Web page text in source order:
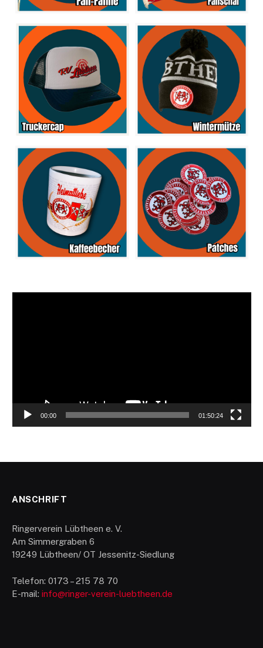
00:00 01:50:24
ANSCHRIFT
Ringerverein Lübtheen e. V.
Am Simmergraben 6
19249 Lübtheen/ OT Jessenitz-Siedlung
Telefon: 0173 – 215 78 70
E-mail: info@ringer-verein-luebtheen.de